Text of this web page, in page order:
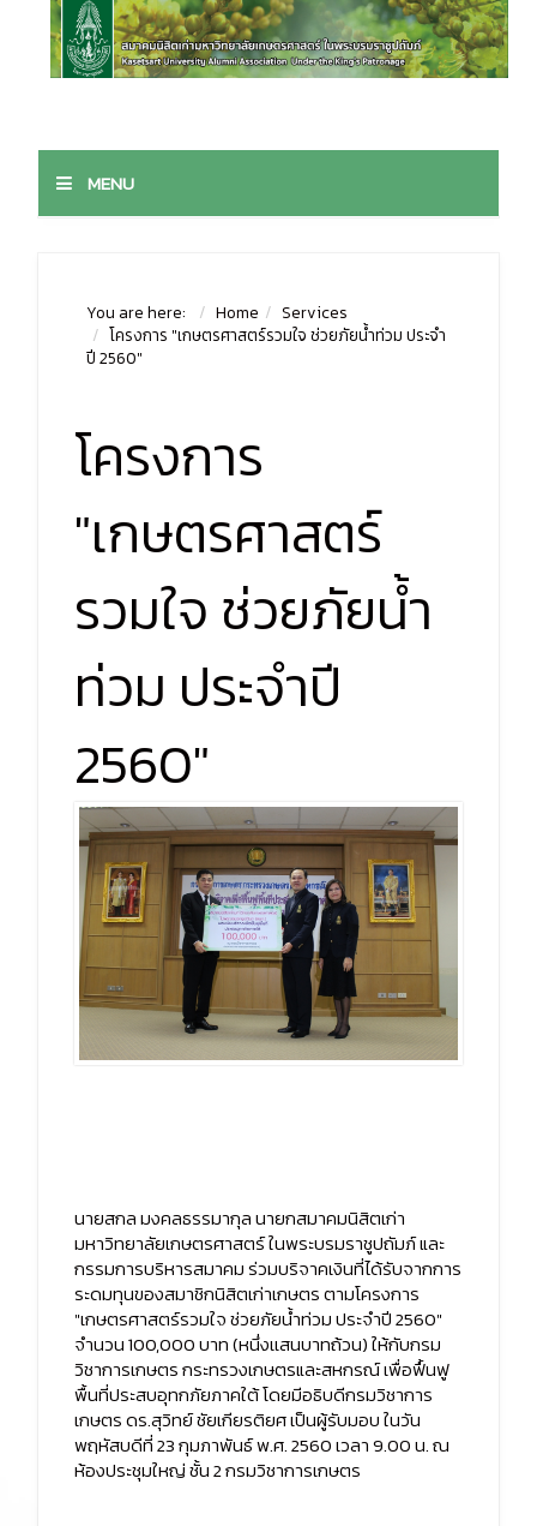
MENU
You are here: Home
Services
โครงการ "เกษตรศาสตร์รวมใจ ช่วยภัยน้ำท่วม ประจำ
ปี 2560"
โครงการ
"เกษตรศาสตร์
รวมใจ ช่วยภัยน้ำ
ท่วม ประจำปี
2560"
นายสกล มงคลธรรมากุล นายกสมาคมนิสิตเก่า
มหาวิทยาลัยเกษตรศาสตร์ ในพระบรมราชูปถัมภ์ และ
กรรมการบริหารสมาคม ร่วมบริจาคเงินที่ได้รับจากการ
ระดมทุนของสมาชิกนิสิตเก่าเกษตร ตามโครงการ
"เกษตรศาสตร์รวมใจ ช่วยภัยน้ำท่วม ประจำปี 2560"
จำนวน 100,000 บาท (หนึ่งเเสนบาทถ้วน) ให้กับกรม
วิชาการเกษตร กระทรวงเกษตรและสหกรณ์ เพื่อฟื้นฟู
พื้นที่ประสบอุทกภัยภาคใต้ โดยมีอธิบดีกรมวิชาการ
เกษตร ดร.สุวิทย์ ชัยเกียรติยศ เป็นผู้รับมอบ ในวัน
พฤหัสบดีที่ 23 กุมภาพันธ์ พ.ศ. 2560 เวลา 9.00 น. ณ
ห้องประชุมใหญ่ ชั้น 2 กรมวิชาการเกษตร